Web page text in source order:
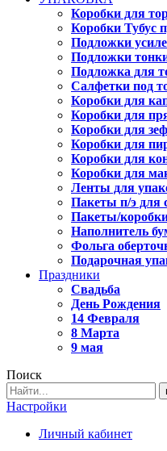
Коробки для
Коробки Тубус
Подложки
Подложки
Подложка для
Салфетки под
Коробки для
Коробки для
Коробки для
Коробки для
Коробки для
Коробки для
Ленты для
Пакеты п/э для
Пакеты/
Наполнитель
Фольга
Подарочная
Праздники
Свадьба
День Рождения
14 Февраля
8 Марта
9 мая
Поиск
Настройки
Личный кабинет